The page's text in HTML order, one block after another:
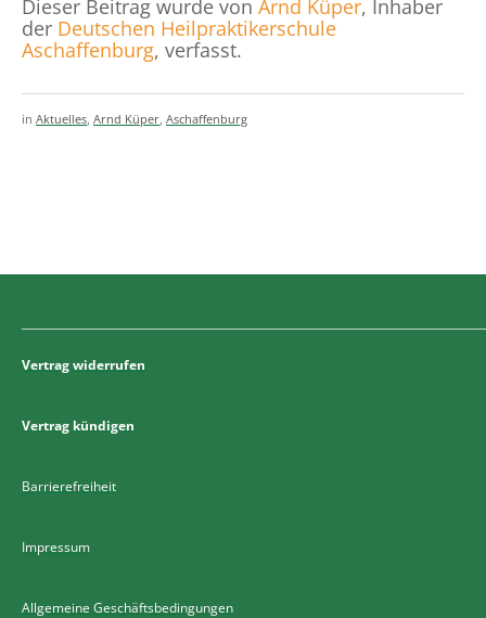
Dieser Beitrag wurde vonArnd Küper, Inhaber
der Deutschen Heilpraktikerschule
Aschaffenburg, verfasst.
in Aktuelles Arnd Küper Aschaffenburg
Vertrag widerrufen
Vertrag kündigen
Barrierefreiheit
Impressum
Allgemeine Geschäftsbedingungen